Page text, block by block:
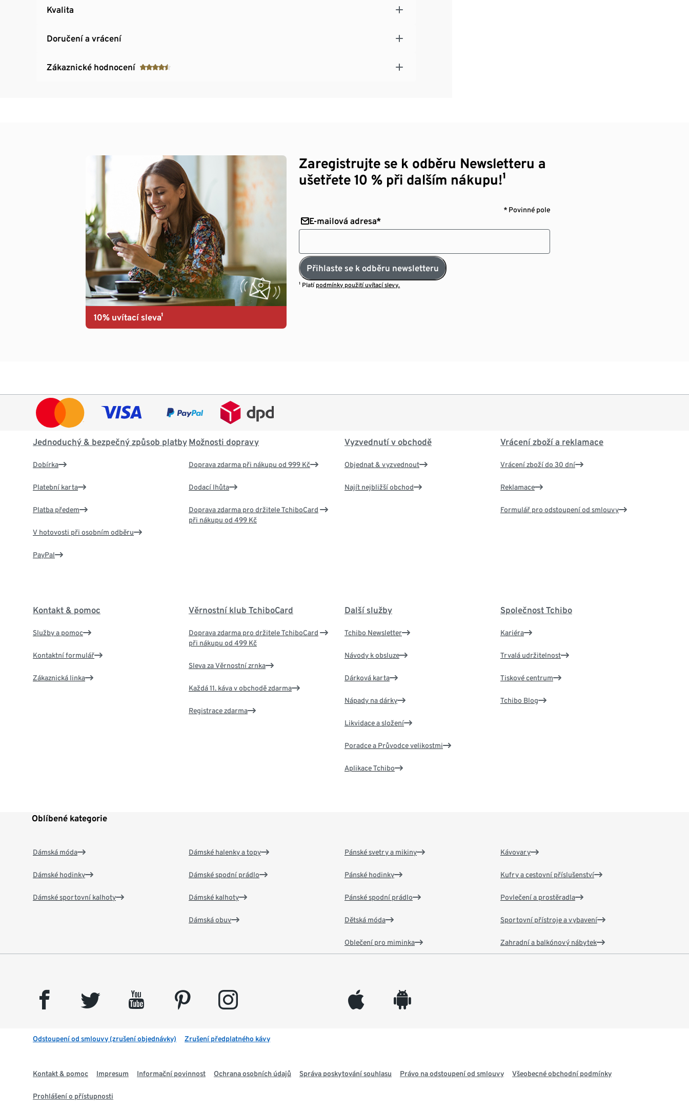
Kvalita
Doručení a vrácení
Zákaznické hodnocení
10% uvítací sleva¹
Zaregistrujte se k odběru Newsletteru a
ušetřete 10 % při dalším nákupu!¹
* Povinné pole
E-mailová adresa*
Přihlaste se k odběru newsletteru
¹ Platí podmínky použití uvítací slevy.
Jednoduchý & bezpečný způsob platby
Dobírka
Platební karta
Platba předem
V hotovosti při osobním odběru
PayPal
Možnosti dopravy
Doprava zdarma při nákupu od 999 Kč
Dodací lhůta
Doprava zdarma pro držitele TchiboCard
při nákupu od 499 Kč
Vyzvednutí v obchodě
Objednat & vyzvednout
Najít nejbližší obchod
Vrácení zboží a reklamace
Vrácení zboží do 30 dní
Reklamace
Formulář pro odstoupení od smlouvy
Kontakt & pomoc
Služby a pomoc
Kontaktní formulář
Zákaznická linka
Věrnostní klub TchiboCard
Doprava zdarma pro držitele TchiboCard
při nákupu od 499 Kč
Sleva za Věrnostní zrnka
Každá 11. káva v obchodě zdarma
Registrace zdarma
Další služby
Tchibo Newsletter
Návody k obsluze
Dárková karta
Nápady na dárky
Likvidace a složení
Poradce a Průvodce velikostmi
Aplikace Tchibo
Společnost Tchibo
Kariéra
Trvalá udržitelnost
Tiskové centrum
Tchibo Blog
Oblíbené kategorie
Dámská móda
Dámské hodinky
Dámské sportovní kalhoty
Dámské halenky a topy
Dámské spodní prádlo
Dámské kalhoty
Dámská obuv
Pánské svetry a mikiny
Pánské hodinky
Pánské spodní prádlo
Dětská móda
Oblečení pro miminka
Kávovary
Kufry a cestovní příslušenství
Povlečení a prostěradla
Sportovní přístroje a vybavení
Zahradní a balkónový nábytek
facebook twitter youtube pinterest instagram appleinc android
Odstoupení od smlouvy (zrušení objednávky) Zrušení předplatného kávy
Kontakt & pomoc Impresum Informační povinnost Ochrana osobních údajů Správa poskytování souhlasu Právo na odstoupení od smlouvy Všeobecné obchodní podmínky
Prohlášení o přístupnosti